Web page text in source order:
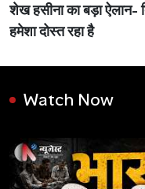
शेख हसीना का बड़ा ऐलान-
हमेशा दोस्त रहा है
Watch Now